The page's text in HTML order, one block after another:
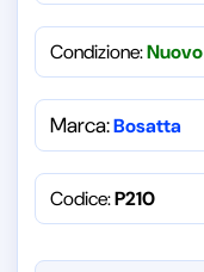
Condizione:Nuovo
Marca:Bosatta
Codice:P210